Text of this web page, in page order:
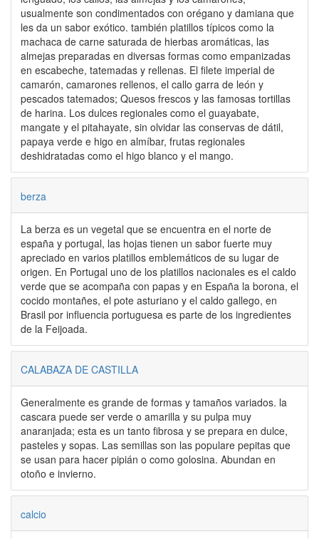
usualmente son condimentados con orégano y damiana que
les da un sabor exótico. también platillos típicos como la
machaca de carne saturada de hierbas aromáticas, las
almejas preparadas en diversas formas como empanizadas
en escabeche, tatemadas y rellenas. El filete imperial de
camarón, camarones rellenos, el callo garra de león y
pescados tatemados; Quesos frescos y las famosas tortillas
de harina. Los dulces regionales como el guayabate,
mangate y el pitahayate, sin olvidar las conservas de dátil,
papaya verde e higo en almíbar, frutas regionales
deshidratadas como el higo blanco y el mango.
berza
La berza es un vegetal que se encuentra en el norte de
españa y portugal, las hojas tienen un sabor fuerte muy
apreciado en varios platillos emblemáticos de su lugar de
origen. En Portugal uno de los platillos nacionales es el caldo
verde que se acompaña con papas y en España la borona, el
cocido montañes, el pote asturiano y el caldo gallego, en
Brasil por influencia portuguesa es parte de los ingredientes
de la Feijoada.
CALABAZA DE CASTILLA
Generalmente es grande de formas y tamaños variados. la
cascara puede ser verde o amarilla y su pulpa muy
anaranjada; esta es un tanto fibrosa y se prepara en dulce,
pasteles y sopas. Las semillas son las populare pepitas que
se usan para hacer pipián o como golosina. Abundan en
otoño e invierno.
calcio